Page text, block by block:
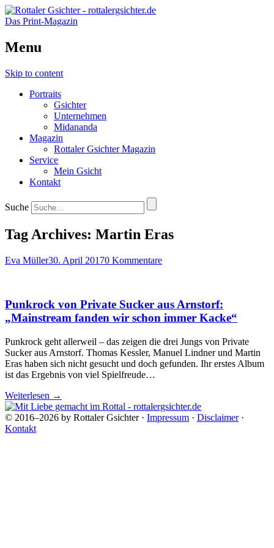
Das Print-Magazin
Menu
Skip to content
Portraits
Gsichter
Unternehmen
Midananda
Magazin
Rottaler Gsichter Magazin
Service
Mein Gsicht
Kontakt
Suche
Tag Archives: Martin Eras
Eva Müller30. April 20170 Kommentare
Punkrock von Private Sucker aus Arnstorf:
„Mainstream fanden wir schon immer Kacke“
Punkrock geht allerweil – das zeigen die drei Jungs von Private
Sucker aus Arnstorf. Thomas Kessler, Manuel Lindner und Martin
Eras haben sich nicht gesucht und doch gefunden. Ihr erstes Album
ist das Ergebnis von viel Spielfreude…
Weiterlesen →
© 2016–2026 by Rottaler Gsichter · Impressum · Disclaimer·
Kontakt